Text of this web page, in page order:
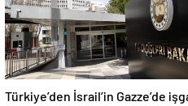
Türkiye’den İsrail’in Gazze’de